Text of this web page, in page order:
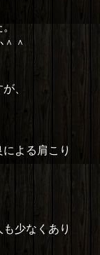
＾
、
よる肩こり
少なくあり